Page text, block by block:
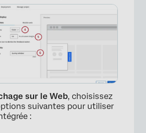
sur le Web, choisissez
suivantes pour utiliser
: